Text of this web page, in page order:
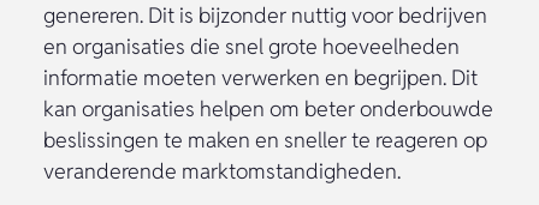
genereren. Dit is bijzonder nuttig voor bedrijven
en organisaties die snel grote hoeveelheden
informatie moeten verwerken en begrijpen. Dit
kan organisaties helpen om beter onderbouwde
beslissingen te maken en sneller te reageren op
veranderende marktomstandigheden.